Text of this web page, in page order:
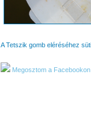
A Tetszik gomb eléréséhez
Megosztom a Facebookon